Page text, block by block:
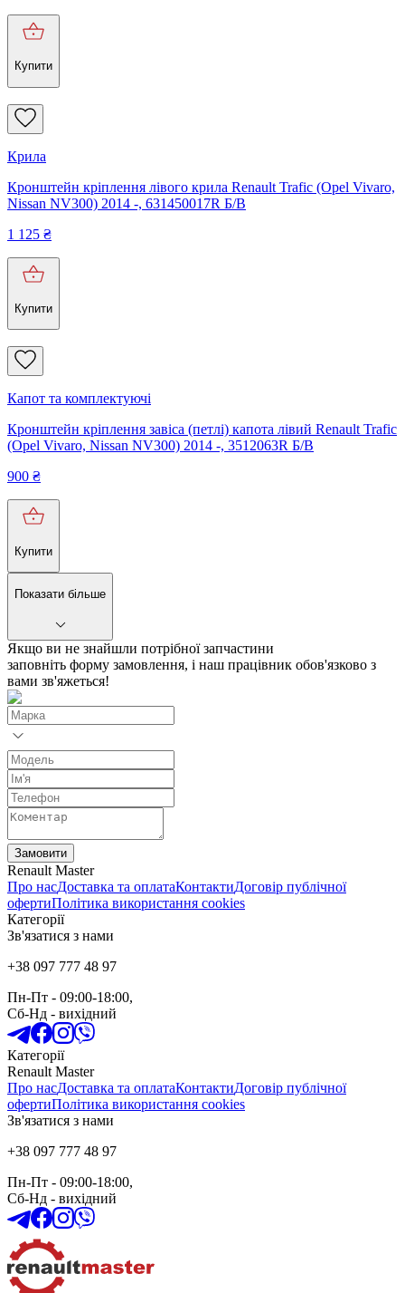
Купити
Крила
Кронштейн кріплення лівого крила Renault Trafic (Opel Vivaro,
Nissan NV300) 2014 -, 631450017R Б/В
1 125 ₴
Купити
Капот та комплектуючі
Кронштейн кріплення завіса (петлі) капота лівий Renault Trafic
(Opel Vivaro, Nissan NV300) 2014 -, 3512063R Б/В
900 ₴
Купити
Показати більше
Якщо ви не знайшли потрібної запчастини
заповніть форму замовлення, і наш працівник обов'язково з
вами зв'яжеться!
Замовити
Renault Master
Про насДоставка та оплатаКонтактиДоговір публічної
офертиПолітика використання cookies
Категорії
Зв'язатися з нами
+38 097 777 48 97
Пн-Пт - 09:00-18:00,
Сб-Нд - вихідний
Категорії
Renault Master
Про насДоставка та оплатаКонтактиДоговір публічної
офертиПолітика використання cookies
Зв'язатися з нами
+38 097 777 48 97
Пн-Пт - 09:00-18:00,
Сб-Нд - вихідний